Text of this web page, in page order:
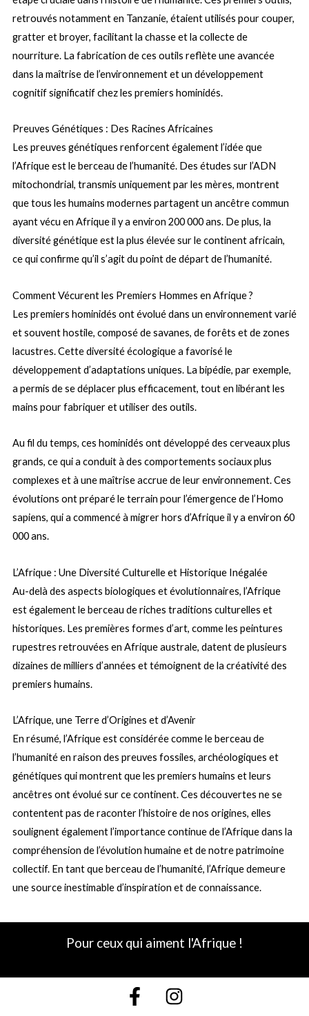
retrouvés notamment en Tanzanie, étaient utilisés pour couper,
gratter et broyer, facilitant la chasse et la collecte de
nourriture. La fabrication de ces outils reflète une avancée
dans la maîtrise de l’environnement et un développement
cognitif significatif chez les premiers hominidés.
Preuves Génétiques : Des Racines Africaines
Les preuves génétiques renforcent également l’idée que
l’Afrique est le berceau de l’humanité. Des études sur l’ADN
mitochondrial, transmis uniquement par les mères, montrent
que tous les humains modernes partagent un ancêtre commun
ayant vécu en Afrique il y a environ 200 000 ans. De plus, la
diversité génétique est la plus élevée sur le continent africain,
ce qui confirme qu’il s’agit du point de départ de l’humanité.
Comment Vécurent les Premiers Hommes en Afrique ?
Les premiers hominidés ont évolué dans un environnement varié
et souvent hostile, composé de savanes, de forêts et de zones
lacustres. Cette diversité écologique a favorisé le
développement d’adaptations uniques. La bipédie, par exemple,
a permis de se déplacer plus efficacement, tout en libérant les
mains pour fabriquer et utiliser des outils.
Au fil du temps, ces hominidés ont développé des cerveaux plus
grands, ce qui a conduit à des comportements sociaux plus
complexes et à une maîtrise accrue de leur environnement. Ces
évolutions ont préparé le terrain pour l’émergence de l’Homo
sapiens, qui a commencé à migrer hors d’Afrique il y a environ 60
000 ans.
L’Afrique : Une Diversité Culturelle et Historique Inégalée
Au-delà des aspects biologiques et évolutionnaires, l’Afrique
est également le berceau de riches traditions culturelles et
historiques. Les premières formes d’art, comme les peintures
rupestres retrouvées en Afrique australe, datent de plusieurs
dizaines de milliers d’années et témoignent de la créativité des
premiers humains.
L’Afrique, une Terre d’Origines et d’Avenir
En résumé, l’Afrique est considérée comme le berceau de
l’humanité en raison des preuves fossiles, archéologiques et
génétiques qui montrent que les premiers humains et leurs
ancêtres ont évolué sur ce continent. Ces découvertes ne se
contentent pas de raconter l’histoire de nos origines, elles
soulignent également l’importance continue de l’Afrique dans la
compréhension de l’évolution humaine et de notre patrimoine
collectif. En tant que berceau de l’humanité, l’Afrique demeure
une source inestimable d’inspiration et de connaissance.
Pour ceux qui aiment l'Afrique !